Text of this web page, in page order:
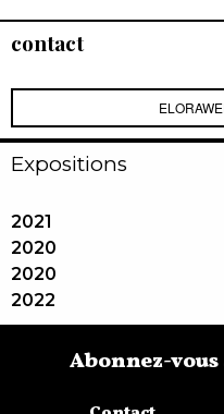
contact
Expositions
2021
2020
2020
2022
Abonnez-